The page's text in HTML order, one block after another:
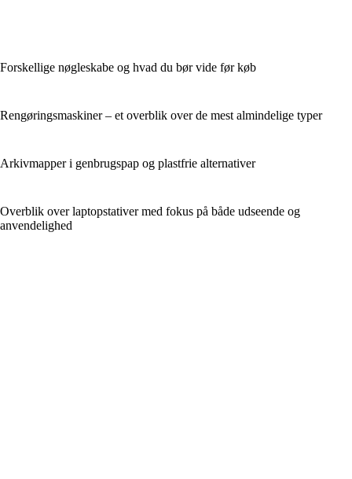
Forskellige nøgleskabe og hvad du bør vide før køb
Rengøringsmaskiner – et overblik over de mest almindelige typer
Arkivmapper i genbrugspap og plastfrie alternativer
Overblik over laptopstativer med fokus på både udseende og
anvendelighed